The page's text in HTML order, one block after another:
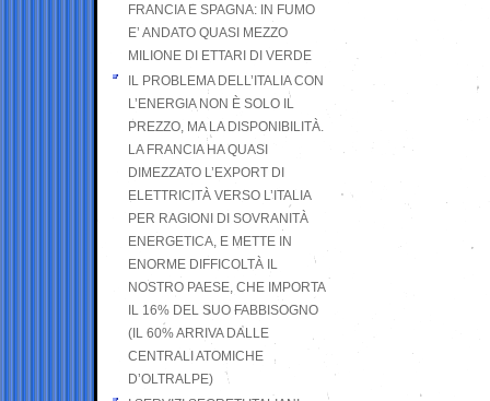
FRANCIA E SPAGNA: IN FUMO
E’ ANDATO QUASI MEZZO
MILIONE DI ETTARI DI VERDE
IL PROBLEMA DELL’ITALIA CON
L’ENERGIA NON È SOLO IL
PREZZO, MA LA DISPONIBILITÀ.
LA FRANCIA HA QUASI
DIMEZZATO L’EXPORT DI
ELETTRICITÀ VERSO L’ITALIA
PER RAGIONI DI SOVRANITÀ
ENERGETICA, E METTE IN
ENORME DIFFICOLTÀ IL
NOSTRO PAESE, CHE IMPORTA
IL 16% DEL SUO FABBISOGNO
(IL 60% ARRIVA DALLE
CENTRALI ATOMICHE
D’OLTRALPE)